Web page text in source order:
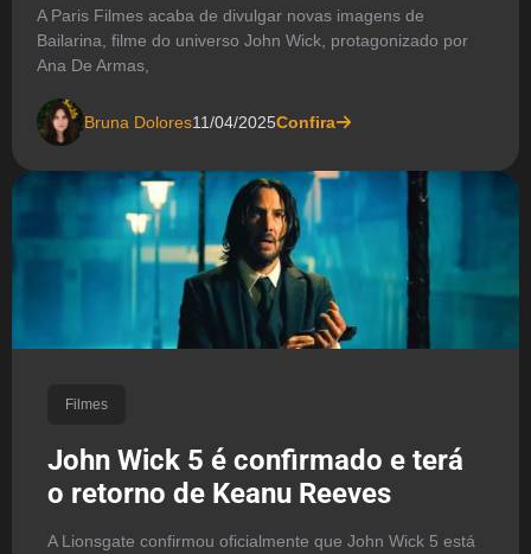
A Paris Filmes acaba de divulgar novas imagens de
Bailarina, filme do universo John Wick, protagonizado por
Ana De Armas,
Bruna Dolores11/04/2025Confira
Filmes
John Wick 5 é confirmado e terá
o retorno de Keanu Reeves
A Lionsgate confirmou oficialmente que John Wick 5 está